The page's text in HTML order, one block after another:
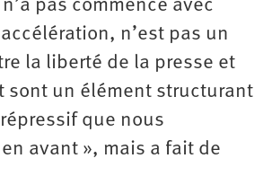
pas commencé avec
n’est pas un
la liberté de la presse et
sont un élément structurant
que nous
avant », mais a fait de